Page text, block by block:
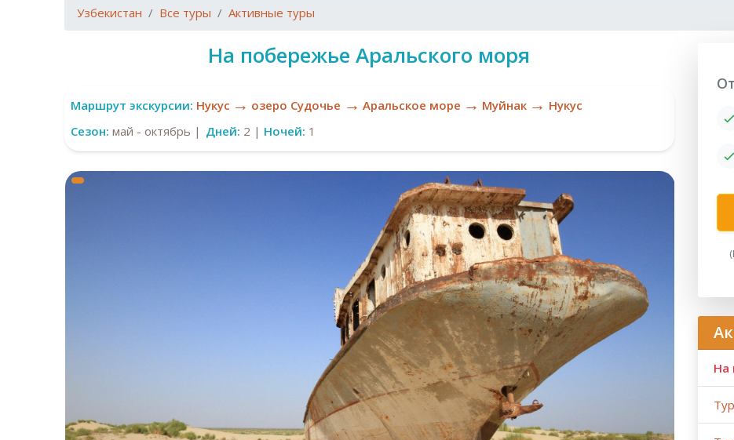
Узбекистан Все туры Активные туры
На побережье Аральского моря
Маршрут экскурсии: Нукус → озеро Судочье → Аральское море → Муйнак → Нукус
Сезон: май - октябрь | Дней: 2 | Ночей: 1
От
На